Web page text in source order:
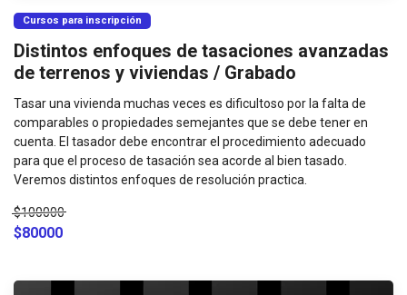
Cursos para inscripción
Distintos enfoques de tasaciones avanzadas
de terrenos y viviendas / Grabado
Tasar una vivienda muchas veces es dificultoso por la falta de
comparables o propiedades semejantes que se debe tener en
cuenta. El tasador debe encontrar el procedimiento adecuado
para que el proceso de tasación sea acorde al bien tasado.
Veremos distintos enfoques de resolución practica.
$100000
$80000